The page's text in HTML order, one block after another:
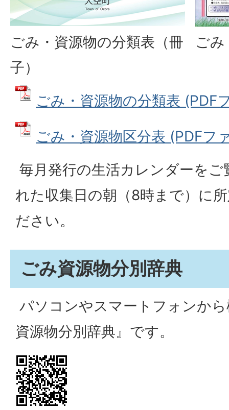
ごみ・資源物の分類表（冊
子）
ごみ
ごみ・資源物の分類表 (PDF
ごみ・資源物区分表 (PDFフ
毎月発行の生活カレンダーを
れた収集日の朝（8時まで）に
ださい。
ごみ資源物分別辞典
パソコンやスマートフォンか
資源物分別辞典』です。